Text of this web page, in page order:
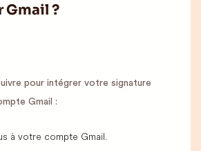
Gmail ?
pour intégrer votre signature
Gmail :
à votre compte Gmail.